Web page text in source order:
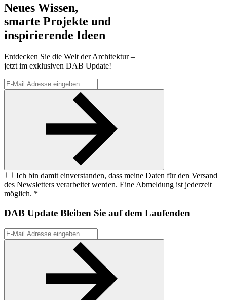
Neues Wissen,
smarte Projekte und
inspirierende Ideen
Entdecken Sie die Welt der Architektur –
jetzt im exklusiven DAB Update!
Ich bin damit einverstanden, dass meine Daten für den Versand
des Newsletters verarbeitet werden. Eine Abmeldung ist jederzeit
möglich. *
DAB Update Bleiben Sie auf dem Laufenden